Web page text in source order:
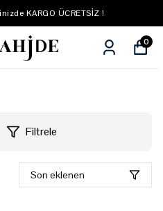
KARGO ÜCRETSİZ !
0
Filtrele
Son eklenen